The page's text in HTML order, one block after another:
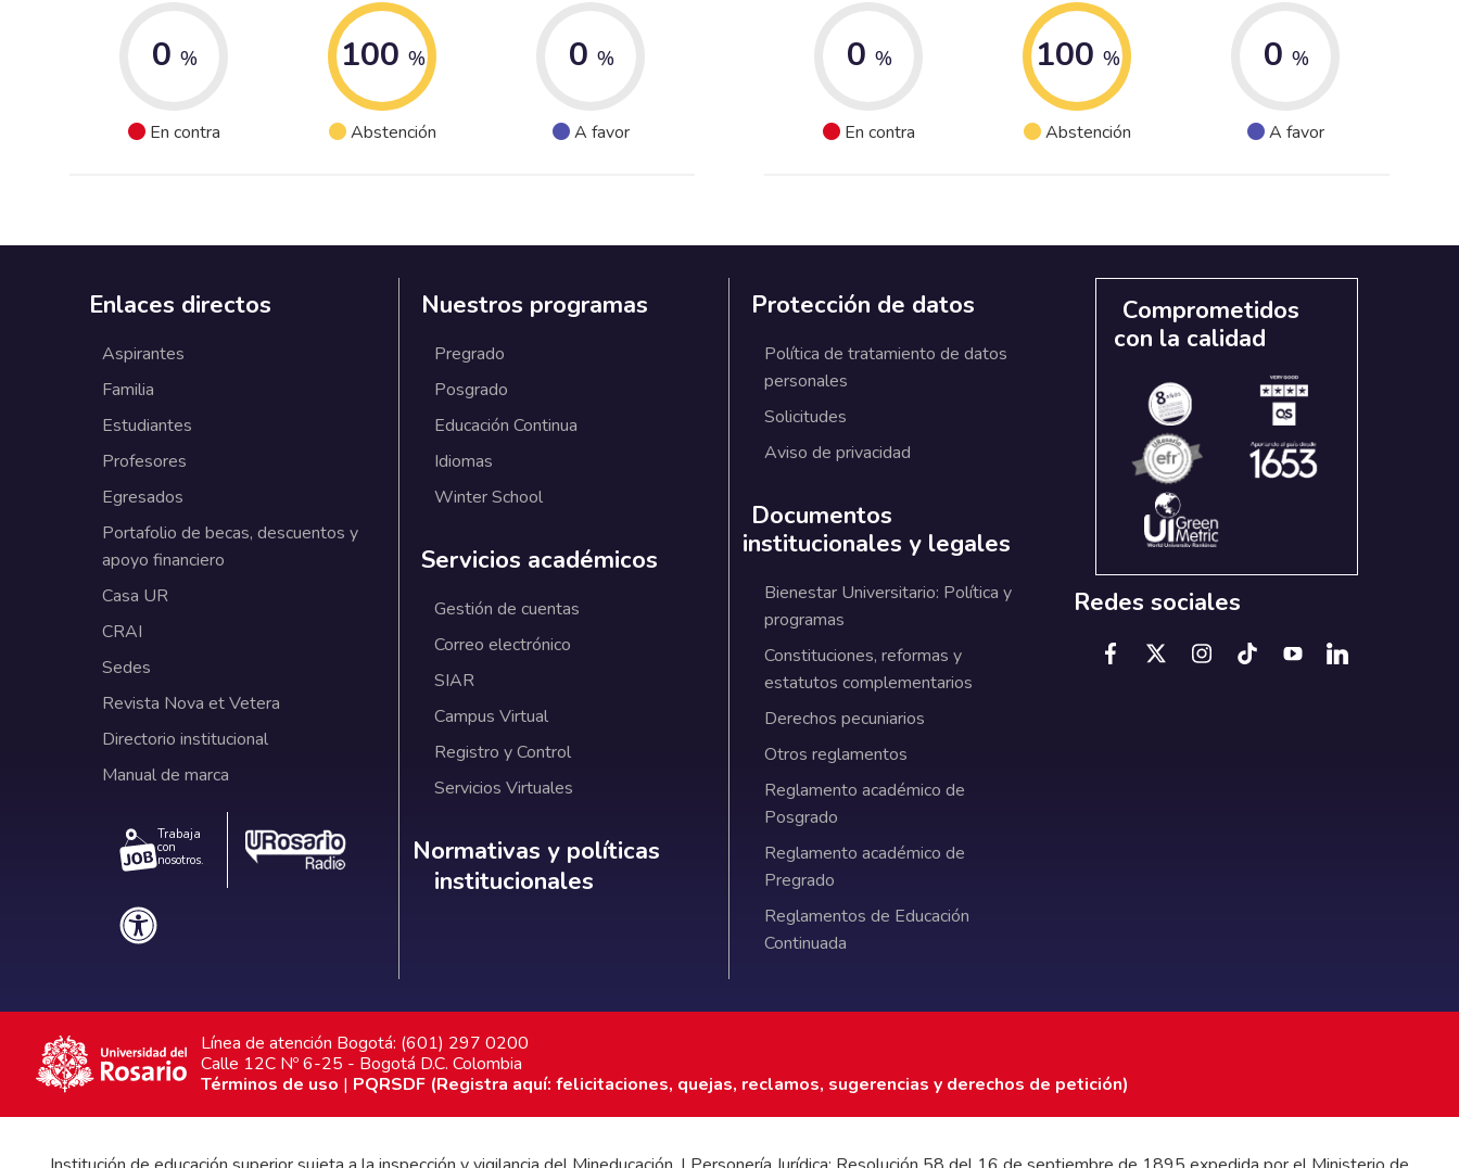
0 %
En contra
100 %
Abstención
0 %
A favor
0 %
En contra
100 %
Abstención
0 %
A favor
Enlaces directos
Aspirantes
Familia
Estudiantes
Profesores
Egresados
Portafolio de becas, descuentos y
apoyo financiero
Casa UR
CRAI
Sedes
Revista Nova et Vetera
Directorio institucional
Manual de marca
Trabaja
con
nosotros.
Nuestros programas
Pregrado
Posgrado
Educación Continua
Idiomas
Winter School
Servicios académicos
Gestión de cuentas
Correo electrónico
SIAR
Campus Virtual
Registro y Control
Servicios Virtuales
Normativas y políticas institucionales
Normativas y políticas
institucionales
Protección de datos
Política de tratamiento de datos
personales
Solicitudes
Aviso de privacidad
Documentos
institucionales y legales
Bienestar Universitario: Política y
programas
Constituciones, reformas y
estatutos complementarios
Derechos pecuniarios
Otros reglamentos
Reglamento académico de
Posgrado
Reglamento académico de
Pregrado
Reglamentos de Educación
Continuada
Comprometidos
con la calidad
Redes sociales
Línea de atención Bogotá: (601) 297 0200
Calle 12C Nº 6-25 - Bogotá D.C. Colombia
Términos de uso | PQRSDF (Registra aquí: felicitaciones, quejas, reclamos, sugerencias y derechos de petición)